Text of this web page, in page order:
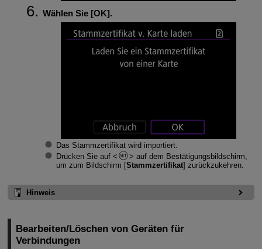
Wählen Sie [OK].
Das Stammzertifikat wird importiert.
Drücken Sie auf
auf dem Bestätigungsbildschirm,
um zum Bildschirm [Stammzertifikat] zurückzukehren.
Hinweis
Bearbeiten/Löschen von Geräten für
Verbindungen